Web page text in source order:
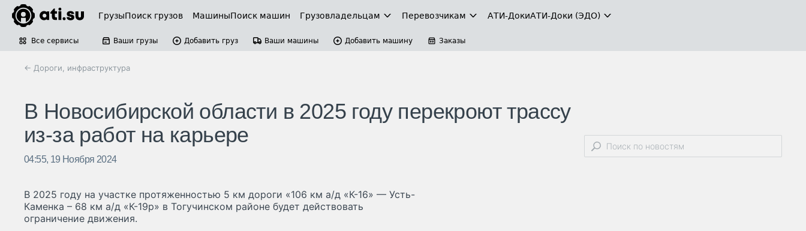
ГрузыПоиск грузов МашиныПоиск машин Грузовладельцам Перевозчикам АТИ-ДокиАТИ-Доки (ЭДО)
Все сервисы Ваши грузы Добавить груз Ваши машины Добавить машину Заказы
← Дороги, инфраструктура
В Новосибирской области в 2025 году перекроют трассу
из-за работ на карьере
04:55, 19 Ноября 2024
В 2025 году на участке протяженностью 5 км дороги «106 км а/д «К-16» — Усть-
Каменка – 68 км а/д «К-19р» в Тогучинском районе будет действовать
ограничение движения.